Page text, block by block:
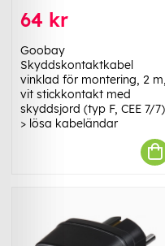
64 kr
Goobay
Skyddskontaktkabel
vinklad för montering, 2 m,
vit stickkontakt med
skyddsjord (typ F, CEE 7/7)
> lösa kabeländar